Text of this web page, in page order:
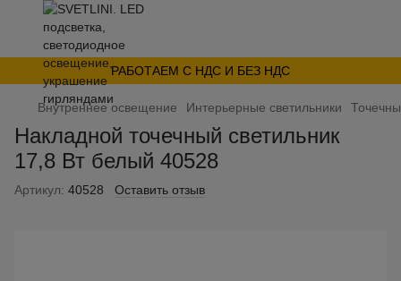
РАБОТАЕМ С НДС И БЕЗ НДС
Внутреннее освещение Интерьерные светильники
Накладной точечный светильник
17,8 Вт белый 40528
Артикул: 40528 Оставить отзыв